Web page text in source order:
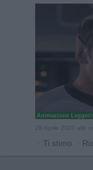
Animazione
28 Aprile 2020 alle
· Ti stimo ·